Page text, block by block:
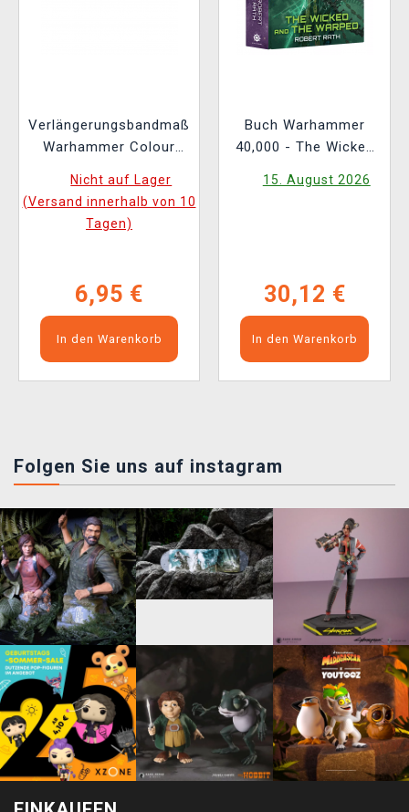
Verlängerungsbandmaß
Warhammer Colour
Nicht auf Lager
(Versand innerhalb von 10
Tagen)
6,95 €
In den Warenkorb
Buch Warhammer
40,000 - The Wicked
15. August 2026
30,12 €
In den Warenkorb
Folgen Sie uns auf instagram